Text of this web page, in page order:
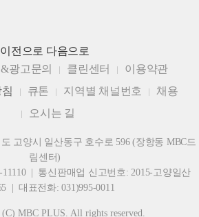
이전으로 다음으로
광고문의 클린센터
이용약관
큐톤 지역별 채널번호
채용
오시는 길
고양시 일산동구 호수로 596 (장항동 MBC드
림센터)
11110 | 통신판매업 신고번호: 2015-고양일산
| 대표전화: 031)995-0011
MBC PLUS. All rights reserved.